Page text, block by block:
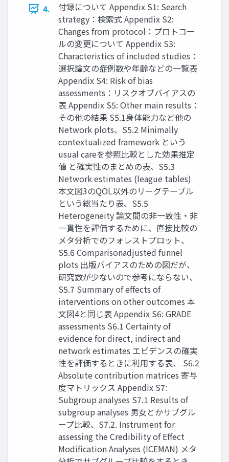
4.
付録について Appendix S1: Search
strategy：検索式 Appendix S2:
Changes from protocol：プロトコー
ルの変更について Appendix S3:
Characteristics of included studies：
選択論文の症例数や年齢などの一覧表
Appendix S4: Risk of bias
assessments：リスクオブバイアスの
表 Appendix S5: Other main results：
その他の結果 S5.1身体能力など他の
Network plots、S5.2 Minimally
contextualized framework という
usual careを参照比較とした効果推定
値 と確実性のまとめの表、S5.3
Network estimates (league tables)
本文図3のQOL以外のリーグテーブル
という総当たり表、S5.5
Heterogeneity 論文間の非一致性・非
一貫性を評価するために、直接比較の
メタ分析でのフォレストプロット、
S5.6 Comparisonadjusted funnel
plots 出版バイアスのための図だが、
研究数が少ないので参考にならない、
S5.7 Summary of effects of
interventions on other outcomes 本
文図4と同じ表 Appendix S6: GRADE
assessments S6.1 Certainty of
evidence for direct, indirect and
network estimates エビデンスの確実
性を評価するときに利用する表、 S6.2
Absolute contribution matrices 寄与
度マトリックス Appendix S7:
Subgroup analyses S7.1 Results of
subgroup analyses 男女とかサブグル
ープ比較、S7.2. Instrument for
assessing the Credibility of Effect
Modification Analyses (ICEMAN) メタ